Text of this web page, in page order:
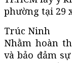
phường tại 29
Trúc Ninh
Nhằm hoàn
và bảo đảm